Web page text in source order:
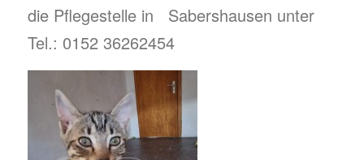
die Pflegestelle in Sabershausen unter
Tel.: 0152 36262454